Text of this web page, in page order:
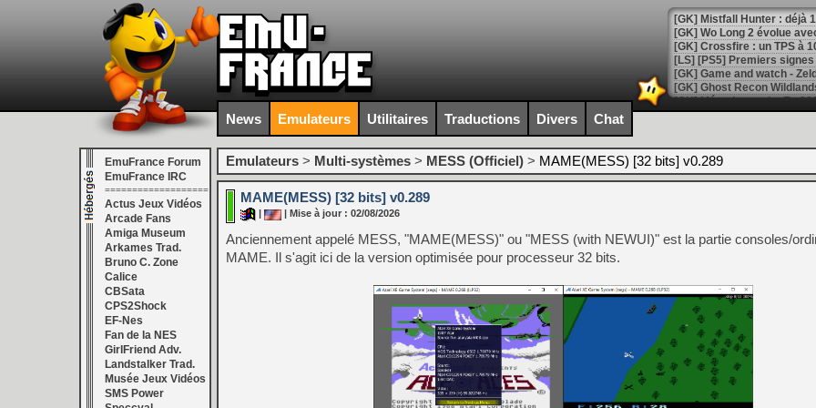
[GK] Mistfall Hunter : déjà
[GK] Wo Long 2 évolue
[GK] Crossfire : un TPS à
[LS] [PS5] Premiers
[Mo5] DOOM arrive en
[GK] Bethesda fête les 30
[GK] Roblox : l'action en
[GK] Agenda - GeForce
[LS] [PS5] ps5-y2jb-
[GK] Pourquoi Marvel
[GK] Test : Restory : Chill
[GK] GTA 6 : Rockstar
[GK] Hot Wheels Infinite
[GK] Mémoire cash -
[GK] Résultats Nintendo :
[GK] Déjà des
News Emulateurs Utilitaires Traductions Divers Chat
EmuFrance Forum
EmuFrance IRC
===================
Actus Jeux Vidéos
Arcade Fans
Amiga Museum
Arkames Trad.
Bruno C. Zone
Calice
CBSata
CPS2Shock
EF-Nes
Fan de la NES
GirlFriend Adv.
Landstalker Trad.
Musée Jeux Vidéos
SMS Power
Emulateurs > Multi-systèmes > MESS (Officiel) > MAME(MESS) [32 bits] v0.289
MAME(MESS) [32 bits] v0.289
| Mise à jour : 02/08/2026
Anciennement appelé MESS, "MAME(MESS)" ou "MESS (with NEWUI)" est la partie consoles/
MAME. Il s'agit ici de la version optimisée pour processeur 32 bits.